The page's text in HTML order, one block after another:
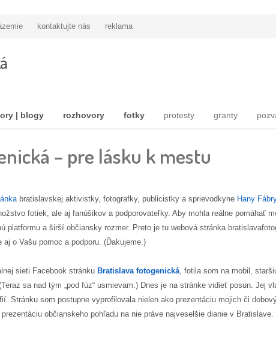
kontaktujte nás reklama
| blogy rozhovory fotky protesty granty
– pre lásku k mestu
bratislavskej aktivistky, fotografky, publicistky a sprievodkyne Hany
fotiek, ale aj fanúšikov a podporovateľky. Aby mohla reálne pomáhať
platformu a širší občiansky rozmer. Preto je tu webová stránka
o Vašu pomoc a podporu. (Ďakujeme.)
sieti Facebook stránku Bratislava fotogenická, fotila som na mobil,
sa nad tým „pod fúz“ usmievam.) Dnes je na stránke vidieť posun. Jej
Stránku som postupne vyprofilovala nielen ako prezentáciu mojich či
občianskeho pohľadu na nie práve najveselšie dianie v Bratislave.